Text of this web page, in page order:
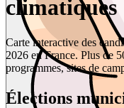
climatiques
Carte interactive des
2026 en France. Plus de
programmes, sites de
Élections